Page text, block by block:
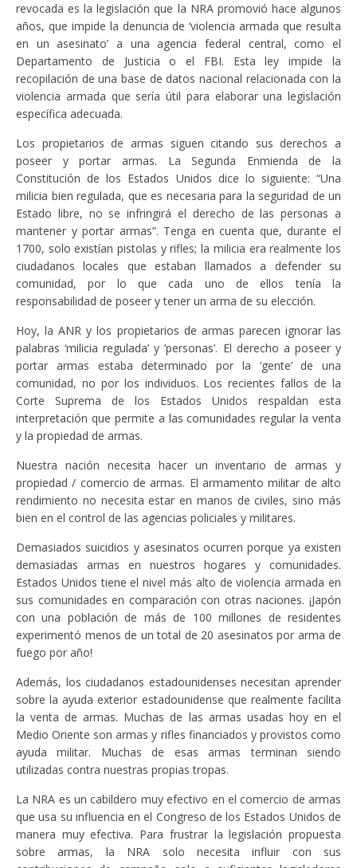
revocada es la legislación que la NRA promovió hace algunos
años, que impide la denuncia de ‘violencia armada que resulta
en un asesinato’ a una agencia federal central, como el
Departamento de Justicia o el FBI. Esta ley impide la
recopilación de una base de datos nacional relacionada con la
violencia armada que sería útil para elaborar una legislación
específica adecuada.
Los propietarios de armas siguen citando sus derechos a
poseer y portar armas. La Segunda Enmienda de la
Constitución de los Estados Unidos dice lo siguiente: “Una
milicia bien regulada, que es necesaria para la seguridad de un
Estado libre, no se infringirá el derecho de las personas a
mantener y portar armas”. Tenga en cuenta que, durante el
1700, solo existían pistolas y rifles; la milicia era realmente los
ciudadanos locales que estaban llamados a defender su
comunidad, por lo que cada uno de ellos tenía la
responsabilidad de poseer y tener un arma de su elección.
Hoy, la ANR y los propietarios de armas parecen ignorar las
palabras ‘milicia regulada’ y ‘personas’. El derecho a poseer y
portar armas estaba determinado por la ‘gente’ de una
comunidad, no por los individuos. Los recientes fallos de la
Corte Suprema de los Estados Unidos respaldan esta
interpretación que permite a las comunidades regular la venta
y la propiedad de armas.
Nuestra nación necesita hacer un inventario de armas y
propiedad / comercio de armas. El armamento militar de alto
rendimiento no necesita estar en manos de civiles, sino más
bien en el control de las agencias policiales y militares.
Demasiados suicidios y asesinatos ocurren porque ya existen
demasiadas armas en nuestros hogares y comunidades.
Estados Unidos tiene el nivel más alto de violencia armada en
sus comunidades en comparación con otras naciones. ¡Japón
con una población de más de 100 millones de residentes
experimentó menos de un total de 20 asesinatos por arma de
fuego por año!
Además, los ciudadanos estadounidenses necesitan aprender
sobre la ayuda exterior estadounidense que realmente facilita
la venta de armas. Muchas de las armas usadas hoy en el
Medio Oriente son armas y rifles financiados y provistos como
ayuda militar. Muchas de esas armas terminan siendo
utilizadas contra nuestras propias tropas.
La NRA es un cabildero muy efectivo en el comercio de armas
que usa su influencia en el Congreso de los Estados Unidos de
manera muy efectiva. Para frustrar la legislación propuesta
sobre armas, la NRA solo necesita influir con sus